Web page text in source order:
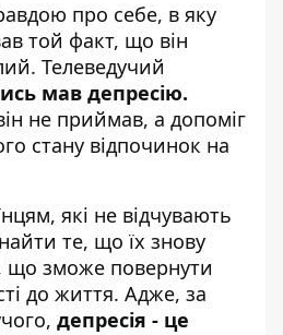
про себе, в яку
той факт, що він
Телеведучий
мав депресію.
не приймав, а допоміг
стану відпочинок на
які не відчувають
те, що їх знову
що зможе повернути
до життя. Адже, за
депресія - це